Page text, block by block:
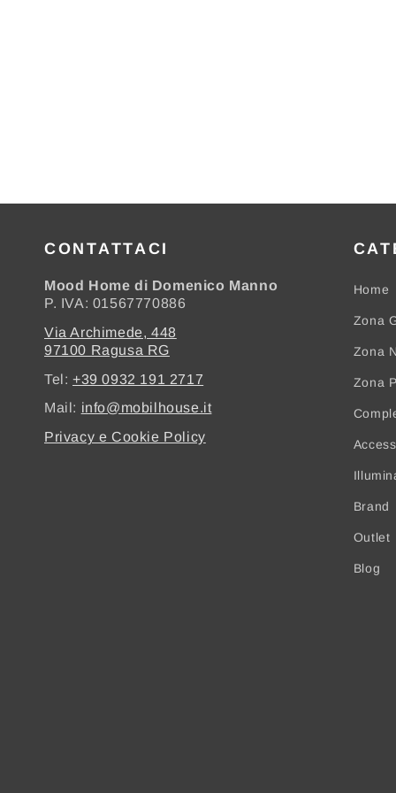
CONTATTACI
Mood Home di Domenico Manno
P. IVA: 01567770886
Via Archimede, 448
97100 Ragusa RG
Tel: +39 0932 191 2717
Mail: info@mobilhouse.it
Privacy e Cookie Policy
Home
Zona
Zona
Zona
Brand
Outlet
Blog